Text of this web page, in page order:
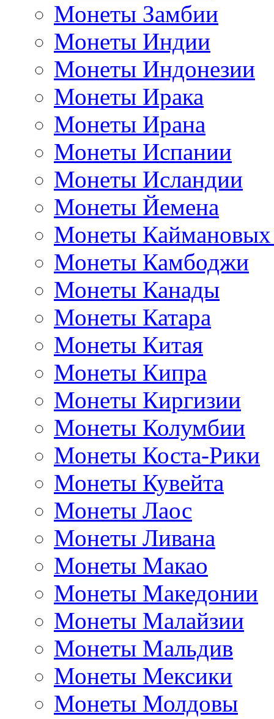
Монеты Замбии
Монеты Индии
Монеты Индонезии
Монеты Ирака
Монеты Ирана
Монеты Испании
Монеты Исландии
Монеты Йемена
Монеты Каймановых
Монеты Камбоджи
Монеты Канады
Монеты Катара
Монеты Китая
Монеты Кипра
Монеты Киргизии
Монеты Колумбии
Монеты Коста-Рики
Монеты Кувейта
Монеты Лаос
Монеты Ливана
Монеты Макао
Монеты Македонии
Монеты Малайзии
Монеты Мальдив
Монеты Мексики
Монеты Молдовы